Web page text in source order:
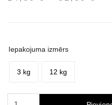
Iepakojuma izmērs
3 kg 12 kg